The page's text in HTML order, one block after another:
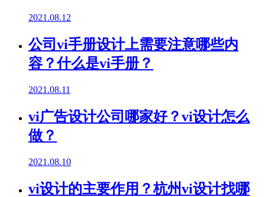
2021.08.12
公司vi手册设计上需要注意哪些内
容？什么是vi手册？
2021.08.11
vi广告设计公司哪家好？vi设计怎么
做？
2021.08.10
vi设计的主要作用？杭州vi设计找哪